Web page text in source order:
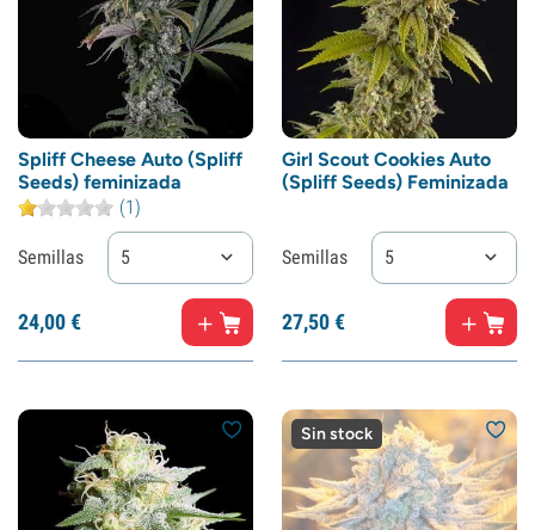
Spliff Cheese Auto (Spliff
Seeds) feminizada
(1)
Semillas 5
24,00€
Girl Scout Cookies Auto
(Spliff Seeds) Feminizada
Semillas 5
27,50€
Sin stock